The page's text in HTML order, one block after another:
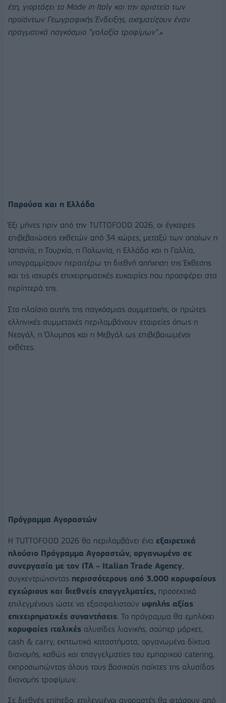
έτη, γιορτάζει το Made in Italy και την αριστεία των
προϊόντων Γεωγραφικής Ένδειξης, σχηματίζουν έναν
πραγματικά παγκόσμιο “γαλαξία τροφίμων”.»
Παρούσα και η Ελλάδα
Έξι μήνες πριν από την TUTTOFOOD 2026, οι έγκαιρες
επιβεβαιώσεις εκθετών από 34 χώρες, μεταξύ των οποίων η
Ισπανία, η Τουρκία, η Πολωνία, η Ελλάδα και η Γαλλία,
υπογραμμίζουν περαιτέρω τη διεθνή απήχηση της Έκθεσης
και τις ισχυρές επιχειρηματικές ευκαιρίες που προσφέρει στα
περίπτερά της.
Στο πλαίσιο αυτής της παγκόσμιας συμμετοχής, οι πρώτες
ελληνικές συμμετοχές περιλαμβάνουν εταιρείες όπως η
Νεογάλ, η Όλυμπος και η Μεβγάλ ως επιβεβαιωμένοι
εκθέτες.
Πρόγραμμα Αγοραστών
Η TUTTOFOOD 2026 θα περιλαμβάνει ένα εξαιρετικά
πλούσιο Πρόγραμμα Αγοραστών, οργανωμένο σε
συνεργασία με τον ITA – Italian Trade Agency
συγκεντρώνοντας περισσότερους από 3.000 κορυφαίους
εγχώριους και διεθνείς επαγγελματίες, προσεκτικά
επιλεγμένους ώστε να εξασφαλιστούν υψηλής αξίας
επιχειρηματικές συναντήσεις. Το πρόγραμμα θα εμπλέκει
κορυφαίες ιταλικές αλυσίδες λιανικής, σούπερ μάρκετ,
cash & carry, εκπτωτικά καταστήματα, οργανωμένα δίκτυα
διανομής, καθώς και επαγγελματίες του εμπορικού catering,
εκπροσωπώντας όλους τους βασικούς παίκτες της αλυσίδας
διανομής τροφίμων.
Σε διεθνές επίπεδο, επιλεγμένοι αγοραστές θα φτάσουν από